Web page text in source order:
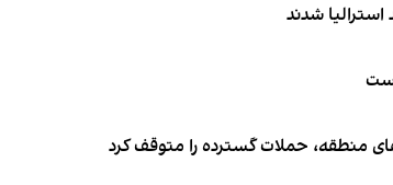
منطقه، حملات گسترده را متوقف کرد